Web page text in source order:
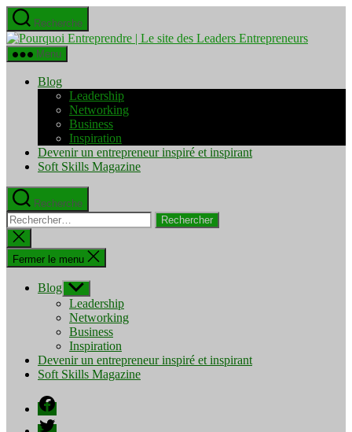
Aller
au
contenu
Recherche
Pourquoi
Menu
Blog
Leadership
Networking
Business
Inspiration
Devenir un entrepreneur inspiré et inspirant
Soft Skills Magazine
Recherche
Rechercher :
Fermer
la
recherche
Fermer le menu
Blog Afficher
le
sous-
menu
Leadership
Networking
Business
Inspiration
Devenir un entrepreneur inspiré et inspirant
Soft Skills Magazine
Facebook
Twitter